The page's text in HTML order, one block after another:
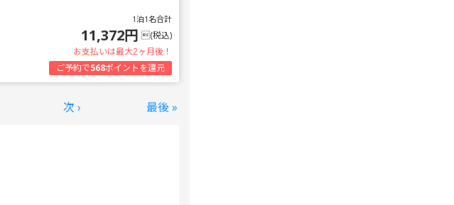
1泊1名合計
11,372円 (税込)
お支払いは最大2ヶ月後！
ご予約で568ポイントを還元
次 › 最後 »